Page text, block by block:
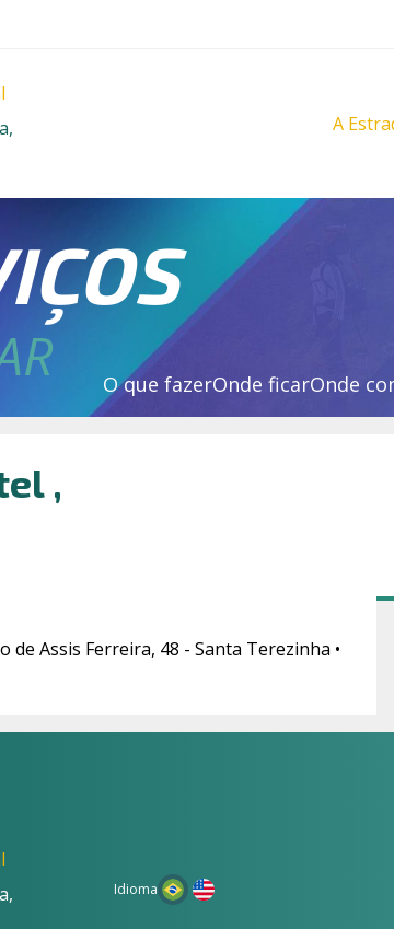
A
O que fazerOnde ficarOnde
,
de Assis Ferreira, 48 - Santa Terezinha •
Idioma